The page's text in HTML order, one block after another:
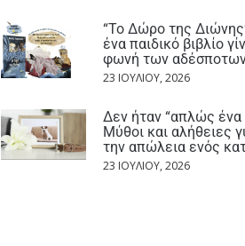
“Το Δώρο της
ένα παιδικό βιβλίο
φωνή των
23 ΙΟΥΛΊΟΥ, 2026
Δεν ήταν “απλώς ένα
Μύθοι και αλήθειες
την απώλεια ενός
23 ΙΟΥΛΊΟΥ, 2026